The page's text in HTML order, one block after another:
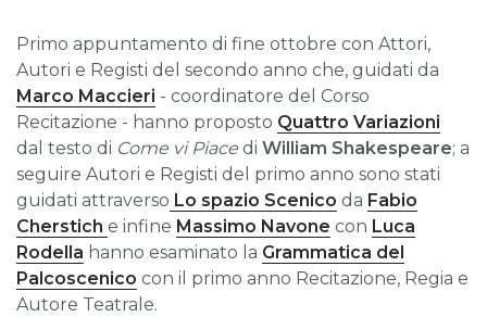
Primo appuntamento di fine ottobre con Attori,
Autori e Registi del secondo anno che, guidati da
Marco Maccieri - coordinatore del Corso
Recitazione - hanno proposto Quattro Variazioni
dal testo di Come vi Piace di William Shakespeare; a
seguire Autori e Registi del primo anno sono stati
guidati attraverso Lo spazio Scenico da Fabio
Cherstich e infine Massimo Navone con Luca
Rodella hanno esaminato la Grammatica del
Palcoscenico con il primo anno Recitazione, Regia e
Autore Teatrale.